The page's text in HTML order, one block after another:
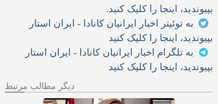
بپیوندید، اینجا را کلیک کنید.
به توئیتر اخبار ایرانیان کانادا - ایران استار
بپیوندید، اینجا را کلیک کنید
به تلگرام اخبار ایرانیان کانادا - ایران استار
بپیوندید، اینجا را کلیک کنید
دیگر مطالب مرتبط